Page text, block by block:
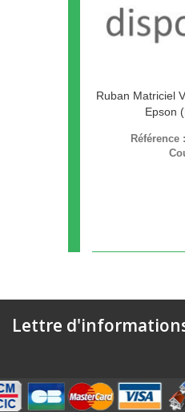
Ruban Matriciel
Epson
Référence :
Lettre